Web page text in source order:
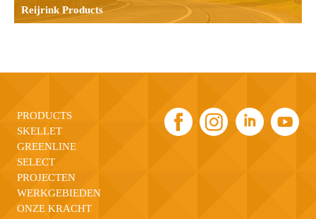
Reijrink Products
PRODUCTS
SKELLET
GREENLINE
SELECT
PROJECTEN
WERKGEBIEDEN
ONZE KRACHT